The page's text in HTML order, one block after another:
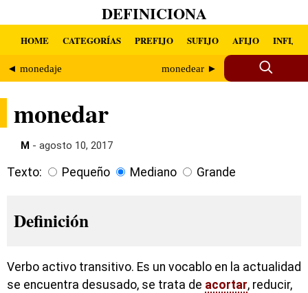
DEFINICIONA
HOME CATEGORÍAS PREFIJO SUFIJO AFIJO INFIJO
◄ monedaje monedear ►
monedar
M - agosto 10, 2017
Texto: Pequeño Mediano Grande
Definición
Verbo activo transitivo. Es un vocablo en la actualidad
se encuentra desusado, se trata de acortar, reducir,